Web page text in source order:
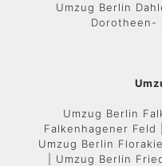
Umzug Berlin
Dorotheen-
Umzug Berlin
Falkenhagener Feld
Umzug Berlin
| Umzug Berlin